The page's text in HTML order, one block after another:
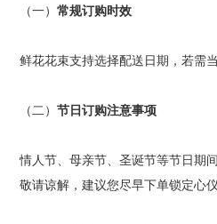
（一） 常规订购时效
鲜花花束支持选择配送日期，若需
（二） 节日订购注意事项
情人节、母亲节、圣诞节等节日期
敬请谅解，建议您尽早下单锁定心仪